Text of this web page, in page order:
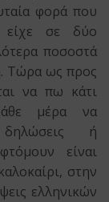
φορά που
είχε σε δύο
ποσοστά
Τώρα ως προς
να πω κάτι
μέρα να
δηλώσεις ή
είναι
στην
ελληνικών